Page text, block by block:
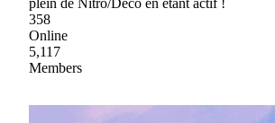
358
Online
5,117
Members